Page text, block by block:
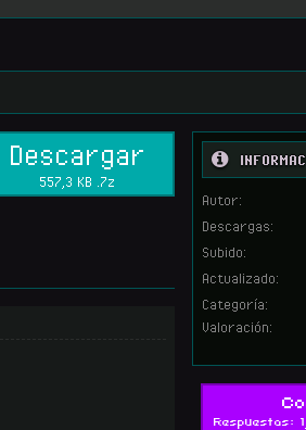
Descargar
557,3 KB .7z
Autor:
Descargas:
Subido:
Actualizado:
Categoría:
Valoración:
Respuestas: